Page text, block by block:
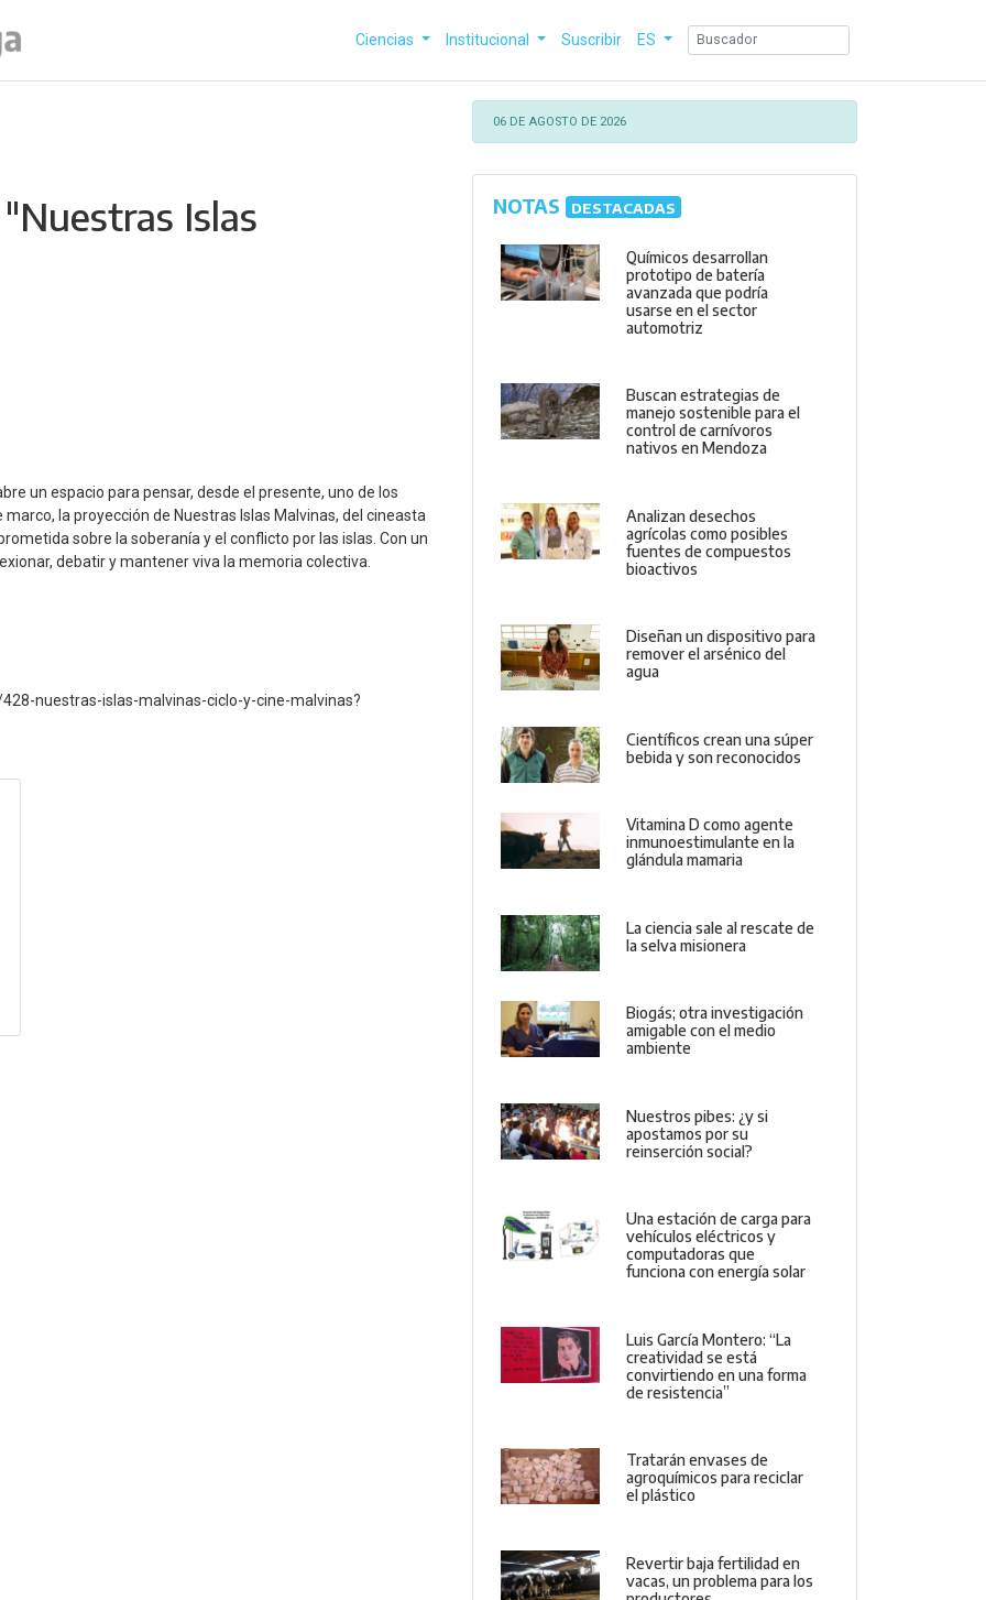
Ciencias Institucional Suscribir ES
Islas
un espacio para pensar, desde el presente, uno de los
la proyección de Nuestras Islas Malvinas, del cineasta
sobre la soberanía y el conflicto por las islas. Con un
debatir y mantener viva la memoria colectiva.
nuestras-islas-malvinas-ciclo-y-cine-malvinas?
06 DE AGOSTO DE 2026
NOTAS DESTACADAS
Químicos desarrollan
prototipo de batería
avanzada que podría
usarse en el sector
automotriz
Buscan estrategias de
manejo sostenible para el
control de carnívoros
nativos en Mendoza
Analizan desechos
agrícolas como posibles
fuentes de compuestos
bioactivos
Diseñan un dispositivo para
remover el arsénico del
agua
Científicos crean una súper
bebida y son reconocidos
Vitamina D como agente
inmunoestimulante en la
glándula mamaria
La ciencia sale al rescate de
la selva misionera
Biogás; otra investigación
amigable con el medio
ambiente
Nuestros pibes: ¿y si
apostamos por su
reinserción social?
Una estación de carga para
vehículos eléctricos y
computadoras que
funciona con energía solar
Luis García Montero: “La
creatividad se está
convirtiendo en una forma
de resistencia”
Tratarán envases de
agroquímicos para reciclar
el plástico
Revertir baja fertilidad en
vacas, un problema para los